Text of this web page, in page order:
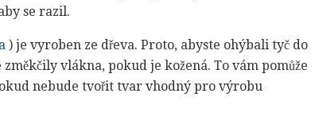
se razil.
) je vyroben ze dřeva. Proto, abyste ohýbali tyč do
vlákna, pokud je kožená. To vám pomůže
nebude tvořit tvar vhodný pro výrobu